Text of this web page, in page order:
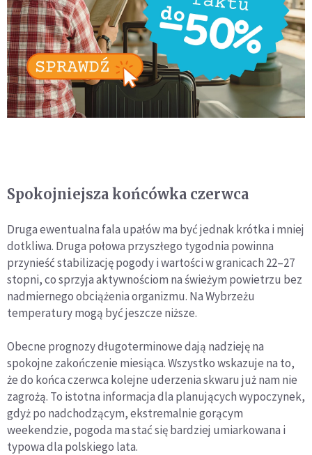
Spokojniejsza końcówka czerwca
Druga ewentualna fala upałów ma być jednak krótka i mniej
dotkliwa. Druga połowa przyszłego tygodnia powinna
przynieść stabilizację pogody i wartości w granicach 22–27
stopni, co sprzyja aktywnościom na świeżym powietrzu bez
nadmiernego obciążenia organizmu. Na Wybrzeżu
temperatury mogą być jeszcze niższe.
Obecne prognozy długoterminowe dają nadzieję na
spokojne zakończenie miesiąca. Wszystko wskazuje na to,
że do końca czerwca kolejne uderzenia skwaru już nam nie
zagrożą. To istotna informacja dla planujących wypoczynek,
gdyż po nadchodzącym, ekstremalnie gorącym
weekendzie, pogoda ma stać się bardziej umiarkowana i
typowa dla polskiego lata.